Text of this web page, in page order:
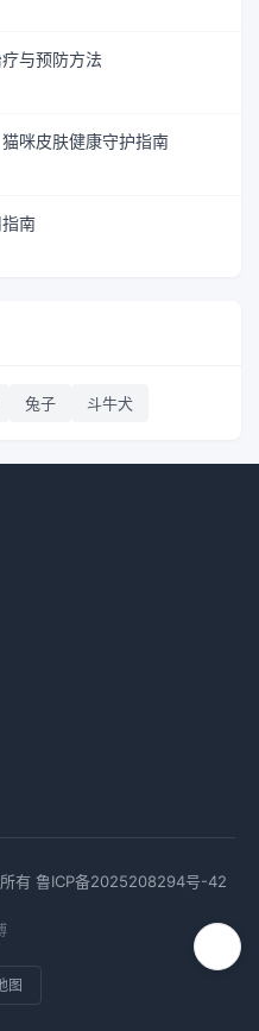
与预防方法
咪皮肤健康守护指南
南
兔子 斗牛犬
有 鲁ICP备2025208294号-42
图